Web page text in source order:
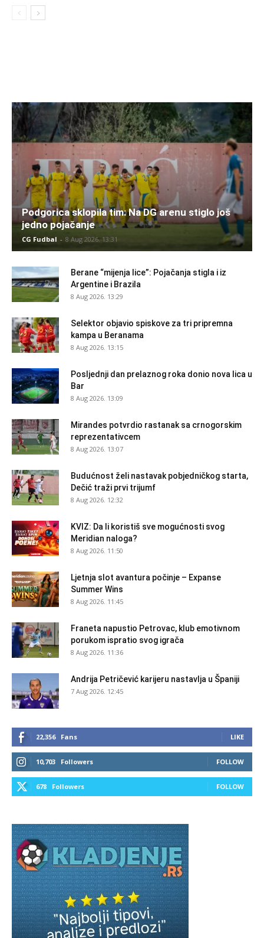
Podgorica sklopila tim: Na DG arenu stiglo još
jedno pojačanje
CG Fudbal - 8 Aug 2026. 13:31
Berane “mijenja lice”: Pojačanja stigla i iz
Argentine i Brazila
8 Aug 2026. 13:29
Selektor objavio spiskove za tri pripremna
kampa u Beranama
8 Aug 2026. 13:15
Posljednji dan prelaznog roka donio nova lica u
Bar
8 Aug 2026. 13:09
Mirandes potvrdio rastanak sa crnogorskim
reprezentativcem
8 Aug 2026. 13:07
Budućnost želi nastavak pobjedničkog starta,
Dečić traži prvi trijumf
8 Aug 2026. 12:32
KVIZ: Da li koristiš sve mogućnosti svog
Meridian naloga?
8 Aug 2026. 11:50
Ljetnja slot avantura počinje – Expanse
Summer Wins
8 Aug 2026. 11:45
Franeta napustio Petrovac, klub emotivnom
porukom ispratio svog igrača
8 Aug 2026. 11:36
Andrija Petričević karijeru nastavlja u Španiji
7 Aug 2026. 12:45
22,356 Fans LIKE
10,703 Followers FOLLOW
678 Followers FOLLOW